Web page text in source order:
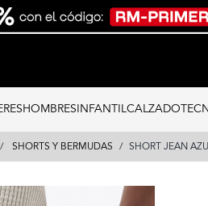
HOMBRESINFANTILCALZADO
SHORTS Y BERMUDAS SHORT JEAN